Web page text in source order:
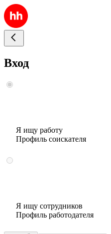
Вход
Я ищу работу
Профиль соискателя
Я ищу сотрудников
Профиль работодателя